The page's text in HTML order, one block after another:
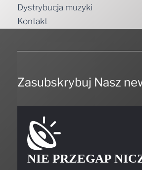
Dystrybucja muzyki
Kontakt
Zasubskrybuj Nasz
NIE PRZEGAP